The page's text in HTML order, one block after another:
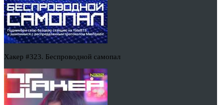
Хакер #323. Беспроводной самопал